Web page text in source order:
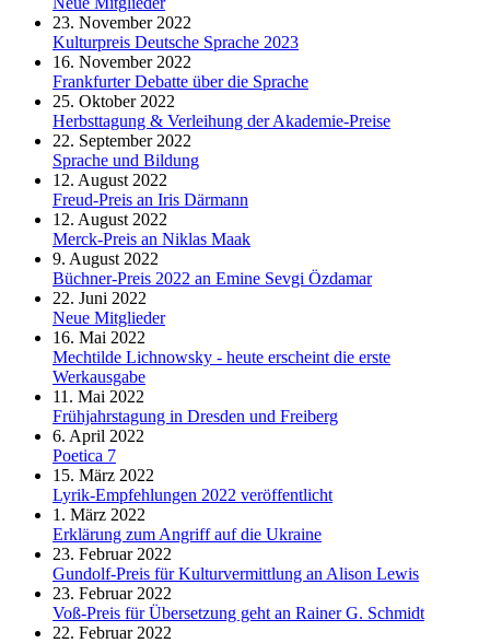
23. November 2022
Kulturpreis Deutsche Sprache 2023
16. November 2022
Frankfurter Debatte über die Sprache
25. Oktober 2022
Herbsttagung & Verleihung der Akademie-Preise
22. September 2022
Sprache und Bildung
12. August 2022
Freud-Preis an Iris Därmann
12. August 2022
Merck-Preis an Niklas Maak
9. August 2022
Büchner-Preis 2022 an Emine Sevgi Özdamar
22. Juni 2022
Neue Mitglieder
16. Mai 2022
Mechtilde Lichnowsky - heute erscheint die erste
Werkausgabe
11. Mai 2022
Frühjahrstagung in Dresden und Freiberg
6. April 2022
Poetica 7
15. März 2022
Lyrik-Empfehlungen 2022 veröffentlicht
1. März 2022
Erklärung zum Angriff auf die Ukraine
23. Februar 2022
Gundolf-Preis für Kulturvermittlung an Alison Lewis
23. Februar 2022
Voß-Preis für Übersetzung geht an Rainer G. Schmidt
22. Februar 2022